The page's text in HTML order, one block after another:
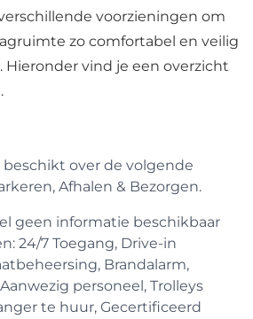
voorzieningen om
zo comfortabel en veilig
vind je een overzicht
over de volgende
Afhalen & Bezorgen.
geen informatie beschikbaar
24/7 Toegang, Drive-in
Brandalarm,
personeel, Trolleys
te huur, Gecertificeerd